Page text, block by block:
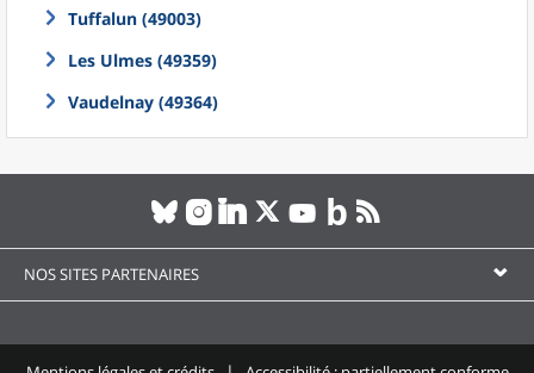
Tuffalun (49003)
Les Ulmes (49359)
Vaudelnay (49364)
NOS SITES PARTENAIRES